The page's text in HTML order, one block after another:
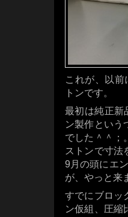
これが、以
トンです。
最初は純正新
ン製作という
でした＾＾；
ストンで寸法
9月の頭にエ
が、やっと来
すでにブロッ
ン仮組、圧縮